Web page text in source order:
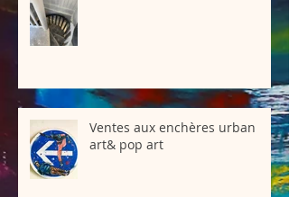
Ventes aux enchères urban
art& pop art